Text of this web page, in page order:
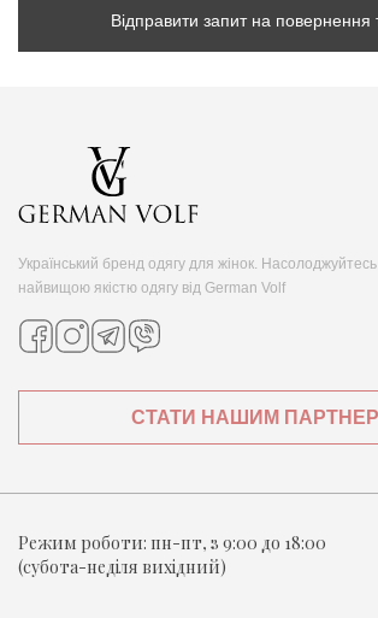
Відправити запит на повернення
Український бренд одягу для жінок. Насолоджуйтесь
найвищою якістю одягу від German Volf
СТАТИ НАШИМ
Режим роботи: пн-пт, з 9:00 до 18:00
(субота-неділя вихідний)